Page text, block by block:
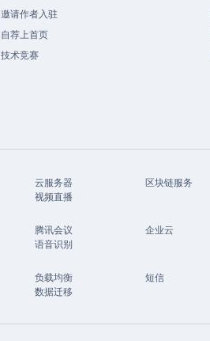
邀请作者入驻
自荐上首页
技术竞赛
云服务器 区块链服务
视频直播
腾讯会议 企业云
语音识别
负载均衡 短信
数据迁移